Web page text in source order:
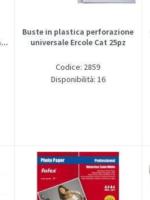
Buste in plastica perforazione
universale Ercole Cat 25pz
Codice: 2859
Disponibilità: 16